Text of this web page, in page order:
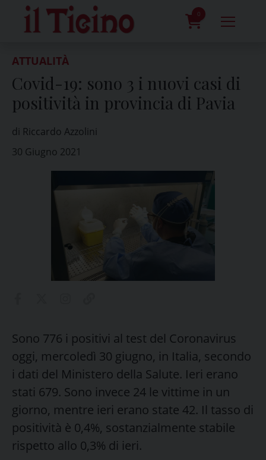
content
0
ATTUALITÀ
Covid-19: sono 3 i nuovi casi di
positività in provincia di Pavia
di Riccardo Azzolini
30 Giugno 2021
Sono 776 i positivi al test del Coronavirus
oggi, mercoledì 30 giugno, in Italia, secondo
i dati del Ministero della Salute. Ieri erano
stati 679. Sono invece 24 le vittime in un
giorno, mentre ieri erano state 42. Il tasso di
positività è 0,4%, sostanzialmente stabile
rispetto allo 0,3% di ieri.